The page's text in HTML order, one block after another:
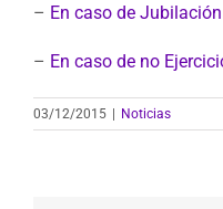
– En caso de Jubilación
– En caso de no
03/12/2015 | Noticias